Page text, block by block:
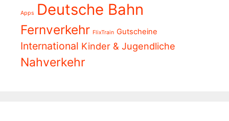
Apps Deutsche Bahn
Fernverkehr FlixTrain Gutscheine
International Kinder & Jugendliche
Nahverkehr